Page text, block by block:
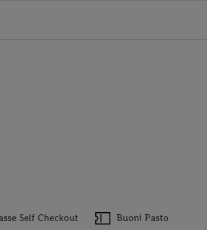
Self Checkout Buoni Pasto